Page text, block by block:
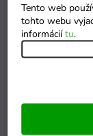
Tento web
tohto webu
informáciítu.